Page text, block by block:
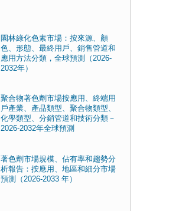
園林綠化色素市場：按來源、顏
色、形態、最終用戶、銷售管道和
應用方法分類，全球預測（2026-
2032年）
聚合物著色劑市場按應用、終端用
戶產業、產品類型、聚合物類型、
化學類型、分銷管道和技術分類－
2026-2032年全球預測
著色劑市場規模、佔有率和趨勢分
析報告：按應用、地區和細分市場
預測（2026-2033 年）